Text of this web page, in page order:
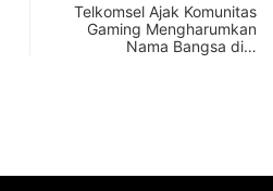
Telkomsel Ajak Komunitas
Gaming Mengharumkan
Nama Bangsa di…